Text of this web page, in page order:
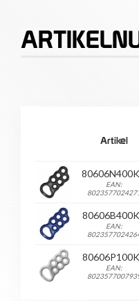
Artikel
EAN:
EAN:
EAN: